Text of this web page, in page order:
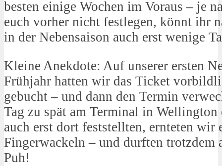
besten einige Wochen im Voraus – je
euch vorher nicht festlegen, könnt ihr
in der Nebensaison auch erst wenige
Kleine Anekdote: Auf unserer ersten
Frühjahr hatten wir das Ticket
gebucht – und dann den Termin
Tag zu spät am Terminal in Wellington
auch erst dort feststellten, ernteten wir
Fingerwackeln – und durften trotzdem
Puh!